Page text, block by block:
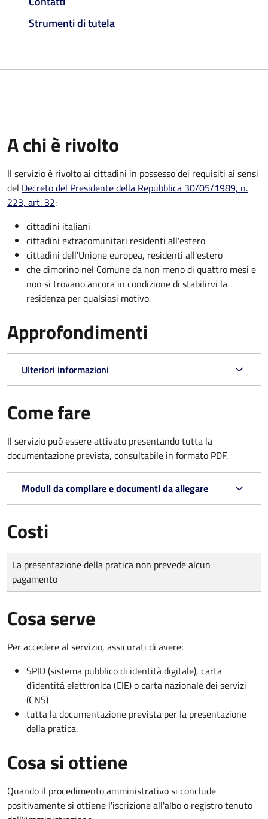
Strumenti di tutela
A chi è rivolto
Il servizio è rivolto ai cittadini in possesso dei requisiti ai sensi
del Decreto del Presidente della Repubblica 30/05/1989, n.
223, art. 32:
cittadini italiani
cittadini extracomunitari residenti all'estero
cittadini dell'Unione europea, residenti all'estero
che dimorino nel Comune da non meno di quattro mesi e
non si trovano ancora in condizione di stabilirvi la
residenza per qualsiasi motivo.
Approfondimenti
Ulteriori informazioni
Come fare
Il servizio può essere attivato presentando tutta la
documentazione prevista, consultabile in formato PDF.
Moduli da compilare e documenti da allegare
Costi
Tipo di pagamento
Importo
La presentazione della pratica non prevede alcun
pagamento
Cosa serve
Per accedere al servizio, assicurati di avere:
SPID (sistema pubblico di identità digitale), carta
d’identità elettronica (CIE) o carta nazionale dei servizi
(CNS)
tutta la documentazione prevista per la presentazione
della pratica.
Cosa si ottiene
Quando il procedimento amministrativo si conclude
positivamente si ottiene l'iscrizione all'albo o registro tenuto